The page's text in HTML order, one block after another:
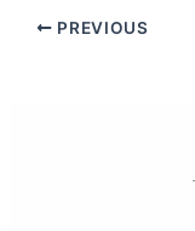
PREVIOUS